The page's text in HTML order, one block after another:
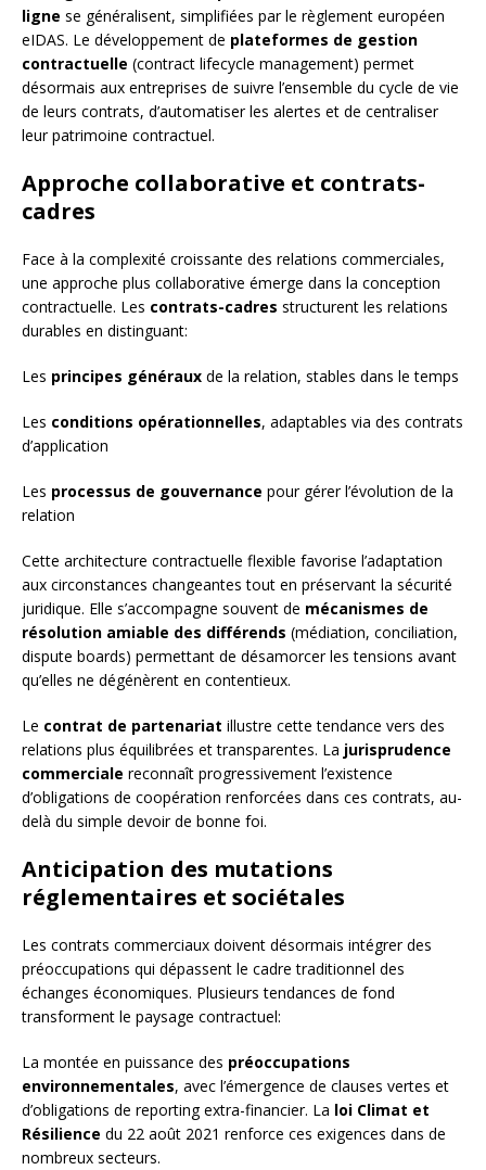
ligne se généralisent, simplifiées par le règlement européen
eIDAS. Le développement de plateformes de gestion
contractuelle (contract lifecycle management) permet
désormais aux entreprises de suivre l’ensemble du cycle de vie
de leurs contrats, d’automatiser les alertes et de centraliser
leur patrimoine contractuel.
Approche collaborative et contrats-
cadres
Face à la complexité croissante des relations commerciales,
une approche plus collaborative émerge dans la conception
contractuelle. Les contrats-cadres structurent les relations
durables en distinguant:
Les principes généraux de la relation, stables dans le temps
Les conditions opérationnelles, adaptables via des contrats
d’application
Les processus de gouvernance pour gérer l’évolution de la
relation
Cette architecture contractuelle flexible favorise l’adaptation
aux circonstances changeantes tout en préservant la sécurité
juridique. Elle s’accompagne souvent de mécanismes de
résolution amiable des différends (médiation, conciliation,
dispute boards) permettant de désamorcer les tensions avant
qu’elles ne dégénèrent en contentieux.
Le contrat de partenariat illustre cette tendance vers des
relations plus équilibrées et transparentes. La jurisprudence
commerciale reconnaît progressivement l’existence
d’obligations de coopération renforcées dans ces contrats, au-
delà du simple devoir de bonne foi.
Anticipation des mutations
réglementaires et sociétales
Les contrats commerciaux doivent désormais intégrer des
préoccupations qui dépassent le cadre traditionnel des
échanges économiques. Plusieurs tendances de fond
transforment le paysage contractuel:
La montée en puissance des préoccupations
environnementales, avec l’émergence de clauses vertes et
d’obligations de reporting extra-financier. La loi Climat et
Résilience du 22 août 2021 renforce ces exigences dans de
nombreux secteurs.